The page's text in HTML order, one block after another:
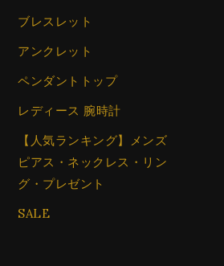
ブレスレット
アンクレット
ペンダントトップ
レディース 腕時計
【人気ランキング】メンズ
ピアス・ネックレス・リン
グ・プレゼント
SALE